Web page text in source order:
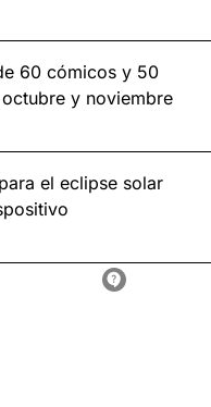
60 cómicos y 50
y noviembre
el eclipse solar